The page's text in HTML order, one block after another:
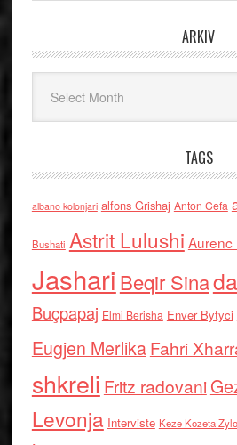
ARKIV
TAGS
albano kolonjari alfons Grishaj Anton Cefa
Bushati Astrit Lulushi Aurenc
Jashari Beqir Sina
Buçpapaj Elmi Berisha Enver Bytyci
Eugjen MerlikaFahri
shkreli Fritz radovani
Levonja Interviste Keze Kozeta Zylo